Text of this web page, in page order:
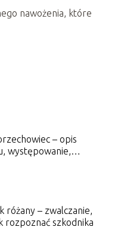
nawożenia, które
– opis
występowanie,
różany – zwalczanie,
rozpoznać szkodnika